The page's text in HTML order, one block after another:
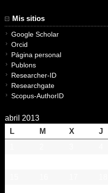
Mis sitios
Google Scholar
Orcid
Página personal
Publons
Researcher-ID
Researchgate
Scopus-AuthorID
abril 2013
L
M X J